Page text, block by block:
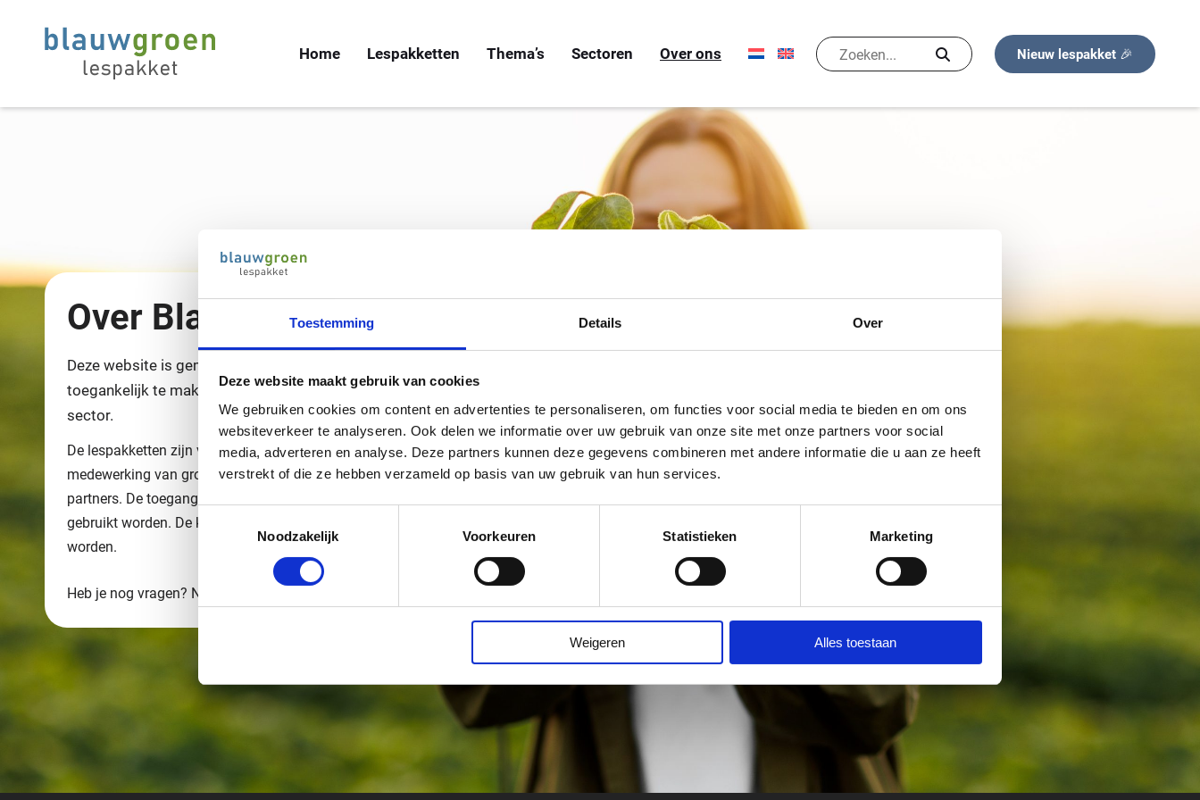
Toestemming Details Over
Deze website maakt gebruik van cookies
We gebruiken cookies om content en advertenties te personaliseren, om functies voor social media te bieden en om ons
websiteverkeer te analyseren. Ook delen we informatie over uw gebruik van onze site met onze partners voor social
media, adverteren en analyse. Deze partners kunnen deze gegevens combineren met andere informatie die u aan ze heeft
verstrekt of die ze hebben verzameld op basis van uw gebruik van hun services.
Toestemmingsselectie
Noodzakelijk
Voorkeuren Statistieken Marketing
Weigeren Alles toestaan
Home Lespakketten Thema’s Sectoren Over ons Nieuw lespakket 🎉
Over Blauwgroenlespakket.nl
Deze website is gemaakt om op één plaats diverse lespakketten
toegankelijk te maken voor de doeners en denkers in de blauwgroene
sector.
De lespakketten zijn vanaf 2018 gemaakt op initiatief van Yuverta LLO en met
medewerking van groen onderwijs in Nederland en vele publieke en private
partners. De toegang tot de lespakketten is gratis. Ze mogen niet commercieel
gebruikt worden. De komende jaren zullen nieuwe lespakketten toegevoegd
worden.
Heb je nog vragen? Neem dan contact op met